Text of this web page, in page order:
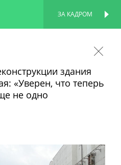
ЗА КАДРОМ
здания
«Уверен, что теперь
не одно
ПЕРСОНАЛЬНАЯ